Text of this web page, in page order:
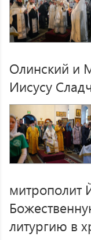
Олинский и
Иисусу
митрополит
литургию в